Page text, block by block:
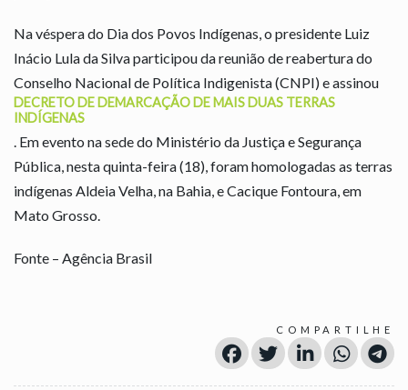
Na véspera do Dia dos Povos Indígenas, o presidente Luiz
Inácio Lula da Silva participou da reunião de reabertura do
Conselho Nacional de Política Indigenista (CNPI) e assinou
DECRETO DE DEMARCAÇÃO DE MAIS DUAS TERRAS
INDÍGENAS
. Em evento na sede do Ministério da Justiça e Segurança
Pública, nesta quinta-feira (18), foram homologadas as terras
indígenas Aldeia Velha, na Bahia, e Cacique Fontoura, em
Mato Grosso.
Fonte – Agência Brasil
COMPARTILHE